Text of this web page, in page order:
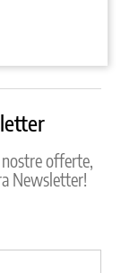
offerte,
Newsletter!